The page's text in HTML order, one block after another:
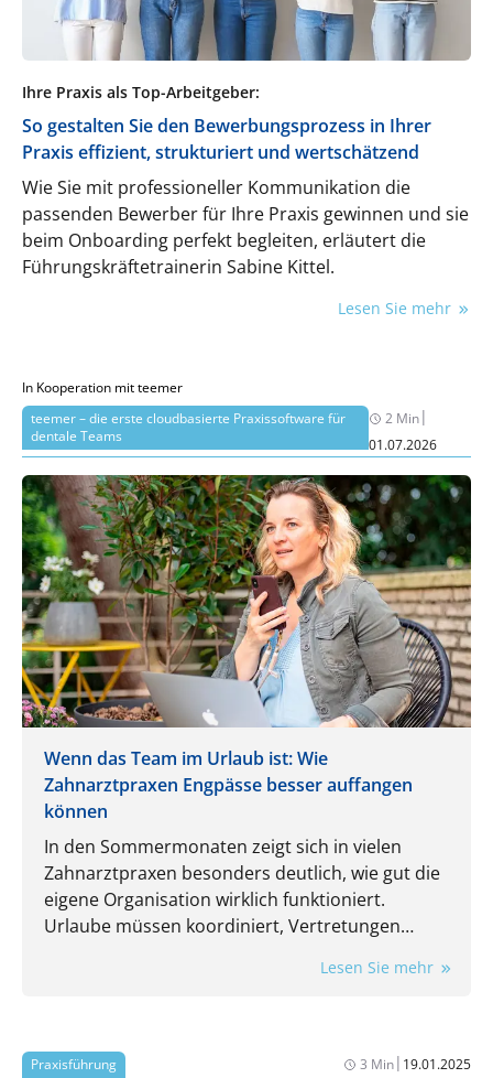
Ihre Praxis als Top-Arbeitgeber:
So gestalten Sie den Bewerbungsprozess in Ihrer
Praxis effizient, strukturiert und wertschätzend
Wie Sie mit professioneller Kommunikation die
passenden Bewerber für Ihre Praxis gewinnen und sie
beim Onboarding perfekt begleiten, erläutert die
Führungskräftetrainerin Sabine Kittel.
Lesen Sie mehr
In Kooperation mit teemer
teemer – die erste cloudbasierte Praxissoftware für
dentale Teams
2 Min|
01.07.2026
Wenn das Team im Urlaub ist: Wie
Zahnarztpraxen Engpässe besser auffangen
können
In den Sommermonaten zeigt sich in vielen
Zahnarztpraxen besonders deutlich, wie gut die
eigene Organisation wirklich funktioniert.
Urlaube müssen koordiniert, Vertretungen
zuverlässig erledigt werden. Gerade dann wird
Mitarbeitenden abhängt.
Lesen Sie mehr
Praxisführung 3 Min| 19.01.2025